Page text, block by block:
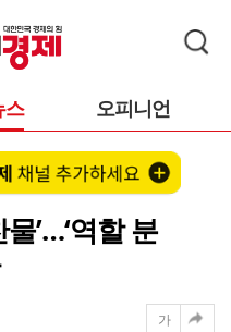
스 오피니언
’…‘역할 분
가